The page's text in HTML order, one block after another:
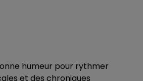
humeur pour rythmer
et des chroniques